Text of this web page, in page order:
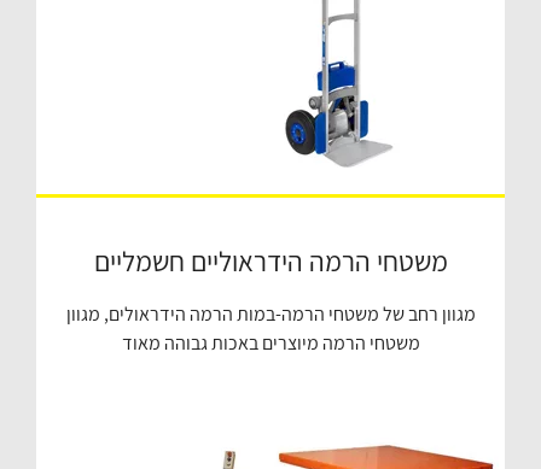
משטחי הרמה הידראוליים חשמליים
מגוון רחב של משטחי הרמה-במות הרמה הידראולים, מגוון
משטחי הרמה מיוצרים באכות גבוהה מאוד